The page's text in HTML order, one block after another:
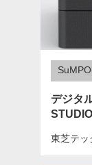
デジタ
東芝テッ